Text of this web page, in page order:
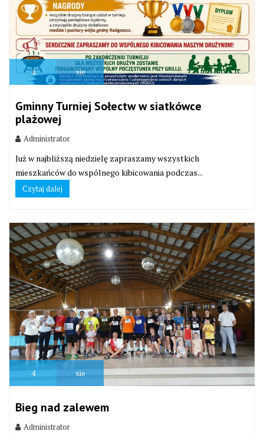
4 sie
Gminny Turniej Sołectw w siatkówce
plażowej
Administrator
Już w najbliższą niedzielę zapraszamy wszystkich
mieszkańców do wspólnego kibicowania podczas...
Czytaj dalej
4 sie
Bieg nad zalewem
Administrator